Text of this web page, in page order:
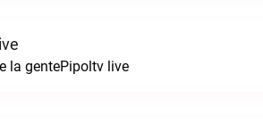
la gentePipoltv live